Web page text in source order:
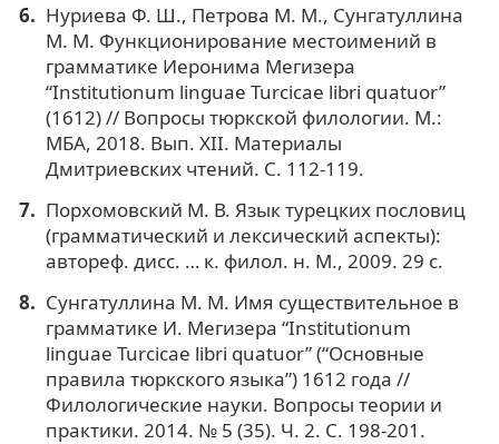
Нуриева Ф. Ш., Петрова М. М., Сунгатуллина
М. М. Функционирование местоимений в
грамматике Иеронима Мегизера
“Institutionum linguae Turcicae libri quatuor”
(1612) // Вопросы тюркской филологии. М.:
МБА, 2018. Вып. ХII. Материалы
Дмитриевских чтений. С. 112-119.
Порхомовский М. В. Язык турецких пословиц
(грамматический и лексический аспекты):
автореф. дисс. … к. филол. н. М., 2009. 29 с.
Сунгатуллина М. М. Имя существительное в
грамматике И. Мегизера “Institutionum
linguae Turcicae libri quatuor” (“Основные
правила тюркского языка”) 1612 года //
Филологические науки. Вопросы теории и
практики. 2014. № 5 (35). Ч. 2. C. 198-201.